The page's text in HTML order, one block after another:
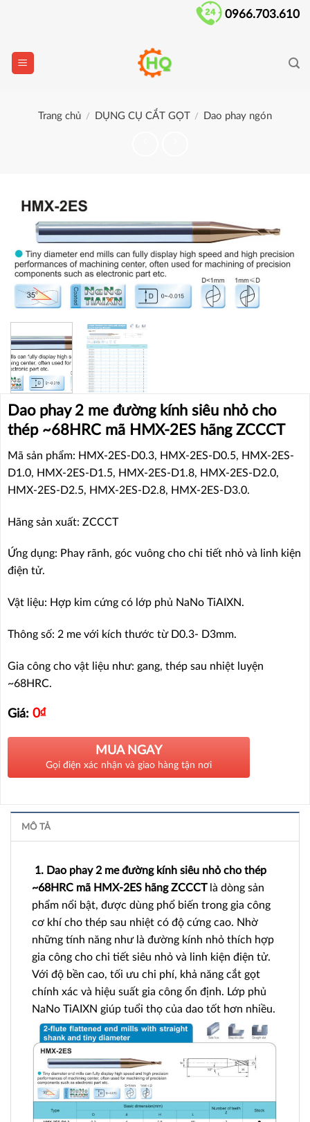
0966.703.610
Trang chủ / DỤNG CỤ CẮT GỌT / Dao phay ngón
Dao phay 2 me đường kính siêu nhỏ cho
thép ~68HRC mã HMX-2ES hãng ZCCCT
Mã sản phẩm: HMX-2ES-D0.3, HMX-2ES-D0.5, HMX-2ES-
D1.0, HMX-2ES-D1.5, HMX-2ES-D1.8, HMX-2ES-D2.0,
HMX-2ES-D2.5, HMX-2ES-D2.8, HMX-2ES-D3.0.
Hãng sản xuất: ZCCCT
Ứng dụng: Phay rãnh, góc vuông cho chi tiết nhỏ và linh kiện
điện tử.
Vật liệu: Hợp kim cứng có lớp phủ NaNo TiAIXN.
Thông số: 2 me với kích thước từ D0.3- D3mm.
Gia công cho vật liệu như: gang, thép sau nhiệt luyện
~68HRC.
Giá: 0₫
MUA NGAY
Gọi điện xác nhận và giao hàng tận nơi
MÔ TẢ
1. Dao phay 2 me đường kính siêu nhỏ cho thép
~68HRC mã HMX-2ES hãng ZCCCTlà dòng sản
phẩm nổi bật, được dùng phổ biến trong gia công
cơ khí cho thép sau nhiệt có độ cứng cao. Nhờ
những tính năng như là đường kính nhỏ thích hợp
gia công cho chi tiết siêu nhỏ và linh kiện điện tử.
Với độ bền cao, tối ưu chi phí, khả năng cắt gọt
chính xác và hiệu suất gia công ổn định. Lớp phủ
NaNo TiAIXN giúp tuổi thọ của dao tốt hơn nhiều.